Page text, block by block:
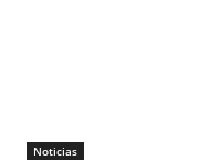
Noticias